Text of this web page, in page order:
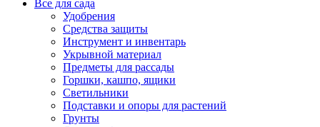
Все для сада
Удобрения
Средства защиты
Инструмент и инвентарь
Укрывной материал
Предметы для рассады
Горшки, кашпо, ящики
Светильники
Подставки и опоры для растений
Грунты